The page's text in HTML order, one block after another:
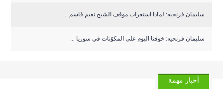
سليمان فرنجيه: لماذا استغراب موقف الشيخ نعيم قاسم ...
سليمان فرنجيه: خوفنا اليوم على المكوّنات في سوريا ...
أخبار مهمة